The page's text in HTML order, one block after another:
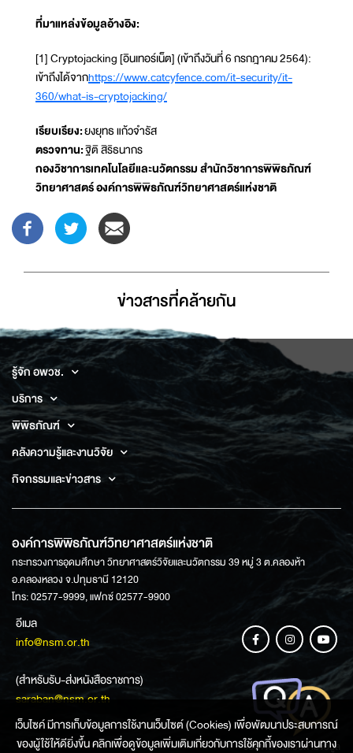
ที่มาแหล่งข้อมูลอ้างอิง:
[1] Cryptojacking [อินเทอร์เน็ต] (เข้าถึงวันที่ 6 กรกฎาคม 2564):
เข้าถึงได้จากhttps://www.catcyfence.com/it-security/it-
360/what-is-cryptojacking/
เรียบเรียง:ยงยุทธ แก้วจำรัส
ตรวจทาน:ฐิติ สิริธนากร
กองวิชาการเทคโนโลยีและนวัตกรรม สำนักวิชาการพิพิธภัณฑ์
วิทยาศาสตร์ องค์การพิพิธภัณฑ์วิทยาศาสตร์แห่งชาติ
ข่าวสารที่่คล้ายกัน
รู้จัก อพวช.
บริการ
พิพิธภัณฑ์
คลังความรู้และงานวิจัย
กิจกรรมและข่าวสาร
องค์การพิพิธภัณฑ์วิทยาศาสตร์แห่งชาติ
กระทรวงการอุดมศึกษา วิทยาศาสตร์วิจัยและนวัตกรรม 39 หมู่ 3 ต.คลองห้า
อ.คลองหลวง จ.ปทุมธานี 12120
โทร: 02577-9999, แฟกซ์ 02577-9900
อีเมล
info@nsm.or.th
(สำหรับรับ-ส่งหนังสือราชการ)
saraban@nsm.or.th
ช่องทางการสอบถามข้อมูล
เว็บไซค์ มีการเก็บข้อมูลการใช้งานเว็บไซต์ (Cookies) เพื่อพัฒนาประสบการณ์
ของผู้ใช้ให้ดียิ่งขึ้น คลิกเพื่อดูข้อมูลเพิ่มเติมเกี่ยวกับการใช้คุกกี้ของเราผ่านทาง